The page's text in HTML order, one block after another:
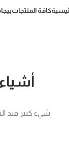
كافة المنتجات
شيء كبير قيد